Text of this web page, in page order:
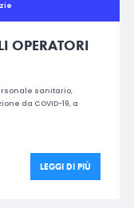
OPERATORI
sanitario,
da COVID-19, a
LEGGI DI PIÙ